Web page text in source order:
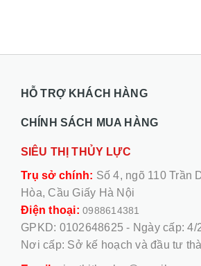
HỖ TRỢ KHÁCH HÀNG
CHÍNH SÁCH MUA HÀNG
SIÊU THỊ THỦY LỰC
Trụ sở chính: Số 4, ngõ 110 Trần
Hòa, Cầu Giấy Hà Nội
Điện thoại: 0988614381
GPKD: 0102648625 - Ngày cấp: 4/
Nơi cấp: Sở kế hoạch và đầu tư